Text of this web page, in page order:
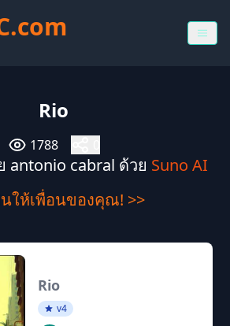
Rio
1788
antonio cabral ด้วย Suno AI
ให้เพื่อนของคุณ! >>
Rio
v4